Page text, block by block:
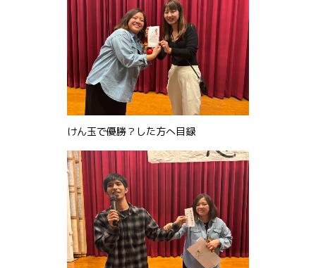
けん玉で優勝？した方へ目録